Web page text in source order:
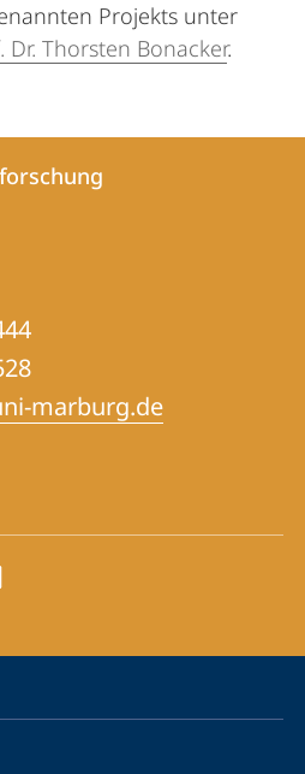
Projekts unter
Dr. Thorsten Bonacker.
marburg.de